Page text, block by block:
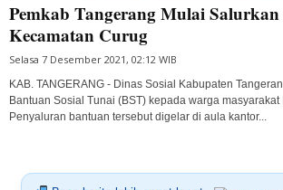
Pemkab Tangerang Mulai
Kecamatan Curug
Selasa 7 Desember 2021, 02:12 WIB
KAB. TANGERANG - Dinas Sosial Kabupaten
Bantuan Sosial Tunai (BST) kepada warga masyarakat
Penyaluran bantuan tersebut digelar di aula kantor...